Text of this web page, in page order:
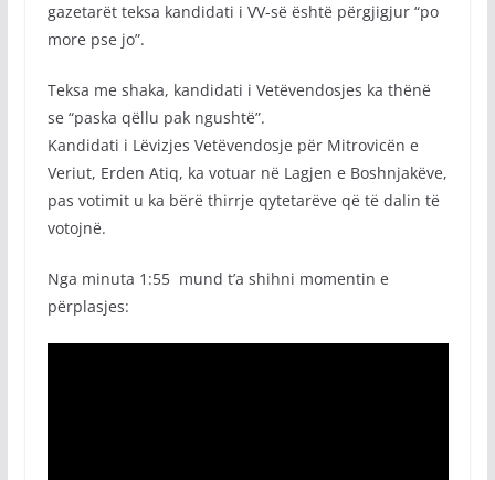
gazetarët teksa kandidati i VV-së është përgjigjur “po
more pse jo”.
Teksa me shaka, kandidati i Vetëvendosjes ka thënë
se “paska qëllu pak ngushtë”.
Kandidati i Lëvizjes Vetëvendosje për Mitrovicën e
Veriut, Erden Atiq, ka votuar në Lagjen e Boshnjakëve,
pas votimit u ka bërë thirrje qytetarëve që të dalin të
votojnë.
Nga minuta 1:55 mund t’a shihni momentin e
përplasjes: